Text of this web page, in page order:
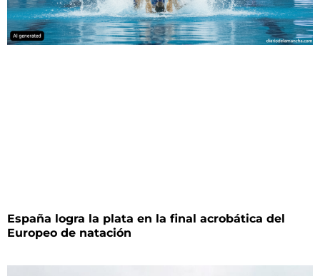
España logra la plata en la final acrobática del
Europeo de natación